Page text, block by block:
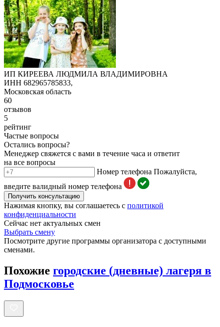
ИП КИРЕЕВА ЛЮДМИЛА ВЛАДИМИРОВНА
ИНН 682965785833,
Московская область
60
отзывов
5
рейтинг
Частые вопросы
Остались вопросы?
Менеджер свяжется с вами в течение часа и ответит
на все вопросы
Номер телефона Пожалуйста,
введите валидный номер телефона
Получить консультацию
Нажимая кнопку, вы соглашаетесь с политикой
конфиденциальности
Сейчас нет актуальных смен
Выбрать смену
Посмотрите другие программы организатора с доступными
сменами.
Похожие городские (дневные) лагеря в
Подмосковье